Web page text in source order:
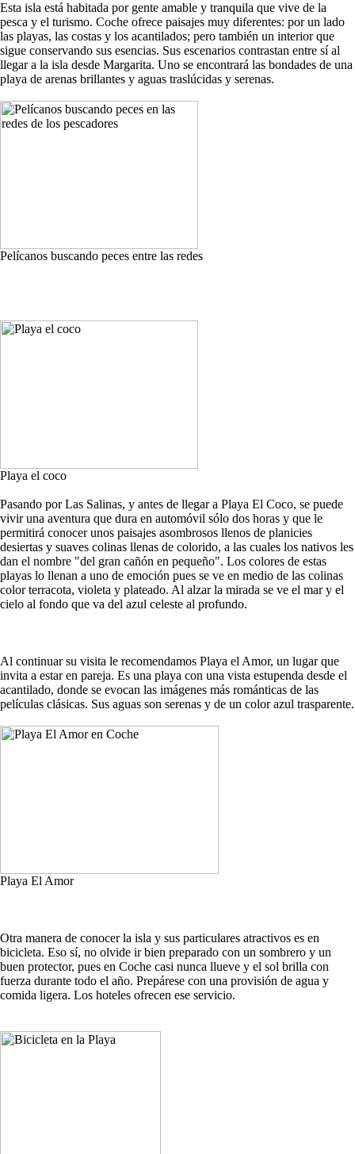
Esta isla está habitada por gente amable y tranquila que vive de la
pesca y el turismo. Coche ofrece paisajes muy diferentes: por un lado
las playas, las costas y los acantilados; pero también un interior que
sigue conservando sus esencias. Sus escenarios contrastan entre sí al
llegar a la isla desde Margarita. Uno se encontrará las bondades de una
playa de arenas brillantes y aguas traslúcidas y serenas.
Pelícanos buscando peces entre las redes
Playa el coco
Pasando por Las Salinas, y antes de llegar a Playa El Coco, se puede
vivir una aventura que dura en automóvil sólo dos horas y que le
permitirá conocer unos paisajes asombrosos llenos de planicies
desiertas y suaves colinas llenas de colorido, a las cuales los nativos les
dan el nombre "del gran cañón en pequeño". Los colores de estas
playas lo llenan a uno de emoción pues se ve en medio de las colinas
color terracota, violeta y plateado. Al alzar la mirada se ve el mar y el
cielo al fondo que va del azul celeste al profundo.
Al continuar su visita le recomendamos Playa el Amor, un lugar que
invita a estar en pareja. Es una playa con una vista estupenda desde el
acantilado, donde se evocan las imágenes más románticas de las
películas clásicas. Sus aguas son serenas y de un color azul trasparente.
Playa El Amor
Otra manera de conocer la isla y sus particulares atractivos es en
bicicleta. Eso sí, no olvide ir bien preparado con un sombrero y un
buen protector, pues en Coche casi nunca llueve y el sol brilla con
fuerza durante todo el año. Prepárese con una provisión de agua y
comida ligera. Los hoteles ofrecen ese servicio.